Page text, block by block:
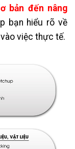
bản đến nâng
bạn hiểu rõ về
việc thực tế.